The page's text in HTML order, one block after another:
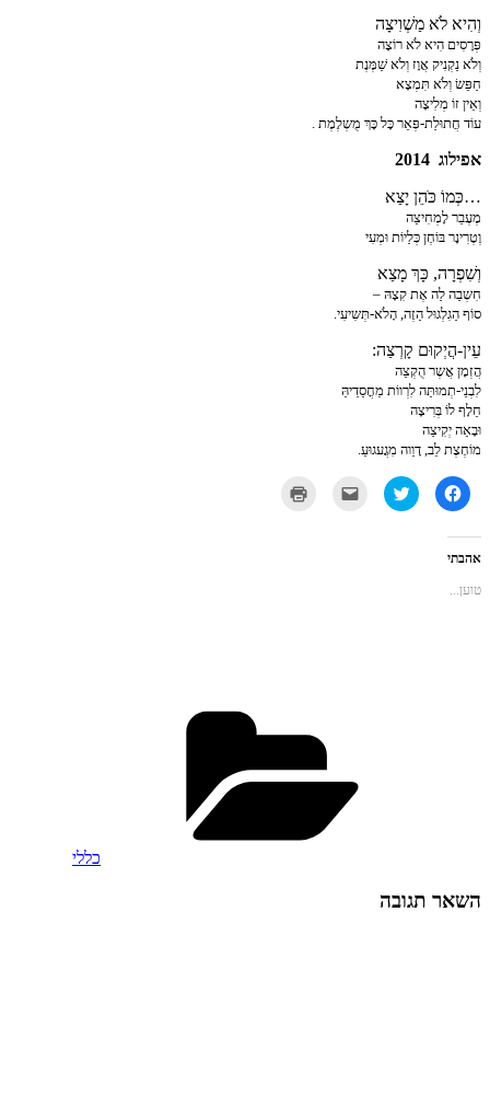
וְהִיא לֹא מַשְׁוִיצָה
פְּרָסִים הִיא לֹא רוֹצָה
וְלֹא נַקְנִיק אֲוָז וְלֹא שַׁמֶּנֶת
חַפֵּשׂ וְלֹא תִּמְצָא
וְאֵין זוֹ מְלִיצָה
עוֹד חֲתוּלַת-פְּאֵר כָּל כָּךְ מֻשְלֶמֶת .
אפילוג 2014
…כְּמוֹ כֹּהֵן יָצַא
מֶעֶבֵר לָמְחִיצַה
וֶטֶרִינָר בּוֹחֶן כְּלַיוֹת וּמְעִי
וְשִׁפְרָה, כָּךְ מָצַא
חִשְבַה לַה אֶת קִצָהּ –
סוֹף הַגִלְגוּל הַזֶה, הָלֹא-תְּשִיעִי.
עֵין-הֲיְקוּם קָרְצַה:
הֲזְמָן אֳשֶר הֻקְצַה
לִבְנֵי-תְמוּתַּה לִרְווֹת מֵחֳסַדֵיהַּ
חַלָף לוֹ בְּרִיצָה
וּבָאַה יְקִיצַה
מוֹחֶצֶת לֵב, דָוַוה מִגֲעגוּעַ.
לחיצה
לשיתוף
בפייסבוק
לחצו
כדי
אהבתי
טוען...
כללי
השאר תגובה